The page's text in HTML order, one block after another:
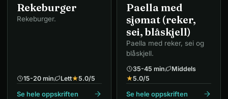
Rekeburger
Rekeburger.
15-20 min Lett★5.0/5
Se hele oppskriften
Paella med
sjømat (reker,
sei, blåskjell)
Paella med reker, sei og
blåskjell.
35-45 min
Middels
★5.0/5
Se hele oppskriften